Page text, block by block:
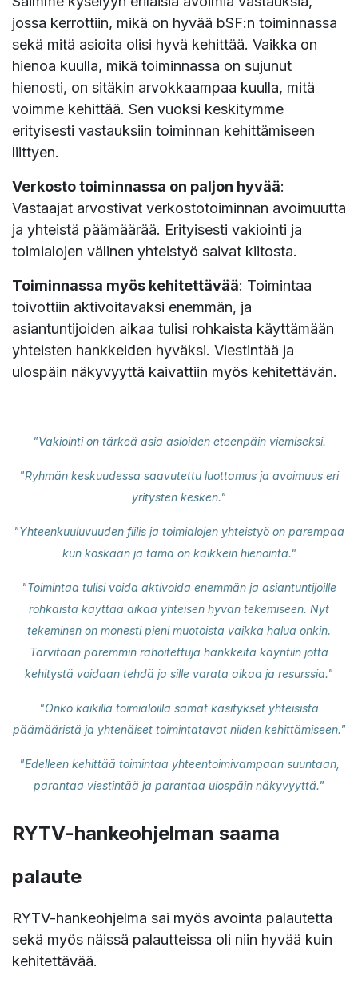
jossa kerrottiin, mikä on hyvää bSF:n toiminnassa
sekä mitä asioita olisi hyvä kehittää. Vaikka on
hienoa kuulla, mikä toiminnassa on sujunut
hienosti, on sitäkin arvokkaampaa kuulla, mitä
voimme kehittää. Sen vuoksi keskitymme
erityisesti vastauksiin toiminnan kehittämiseen
liittyen.
Verkosto toiminnassa on paljon hyvää:
Vastaajat arvostivat verkostotoiminnan avoimuutta
ja yhteistä päämäärää. Erityisesti vakiointi ja
toimialojen välinen yhteistyö saivat kiitosta.
Toiminnassa myös kehitettävää: Toimintaa
toivottiin aktivoitavaksi enemmän, ja
asiantuntijoiden aikaa tulisi rohkaista käyttämään
yhteisten hankkeiden hyväksi. Viestintää ja
ulospäin näkyvyyttä kaivattiin myös kehitettävän.
"Vakiointi on tärkeä asia asioiden eteenpäin viemiseksi.
"Ryhmän keskuudessa saavutettu luottamus ja avoimuus eri
yritysten kesken."
"Yhteenkuuluvuuden fiilis ja toimialojen yhteistyö on parempaa
kun koskaan ja tämä on kaikkein hienointa."
"Toimintaa tulisi voida aktivoida enemmän ja asiantuntijoille
rohkaista käyttää aikaa yhteisen hyvän tekemiseen. Nyt
tekeminen on monesti pieni muotoista vaikka halua onkin.
Tarvitaan paremmin rahoitettuja hankkeita käyntiin jotta
kehitystä voidaan tehdä ja sille varata aikaa ja resurssia."
"Onko kaikilla toimialoilla samat käsitykset yhteisistä
päämääristä ja yhtenäiset toimintatavat niiden kehittämiseen."
"Edelleen kehittää toimintaa yhteentoimivampaan suuntaan,
parantaa viestintää ja parantaa ulospäin näkyvyyttä."
RYTV-hankeohjelman saama
palaute
RYTV-hankeohjelma sai myös avointa palautetta
sekä myös näissä palautteissa oli niin hyvää kuin
kehitettävää.